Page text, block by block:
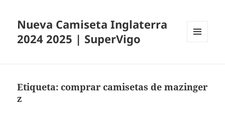
Nueva Camiseta Inglaterra
2024 2025 | SuperVigo
Etiqueta:comprar camisetas de mazinger
z